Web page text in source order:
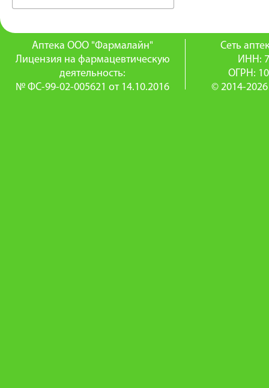
Аптека ООО "Фармалайн"
Лицензия на фармацевтическую
деятельность:
№ ФС-99-02-005621 от 14.10.2016
Сеть
ИНН:
ОГРН:
© 2014-